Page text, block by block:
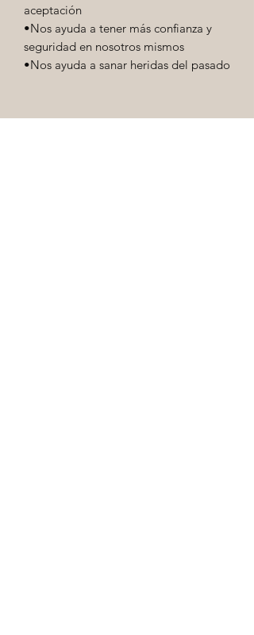
aceptación
•Nos ayuda a tener más confianza y
seguridad en nosotros mismos
•Nos ayuda a sanar heridas del pasado